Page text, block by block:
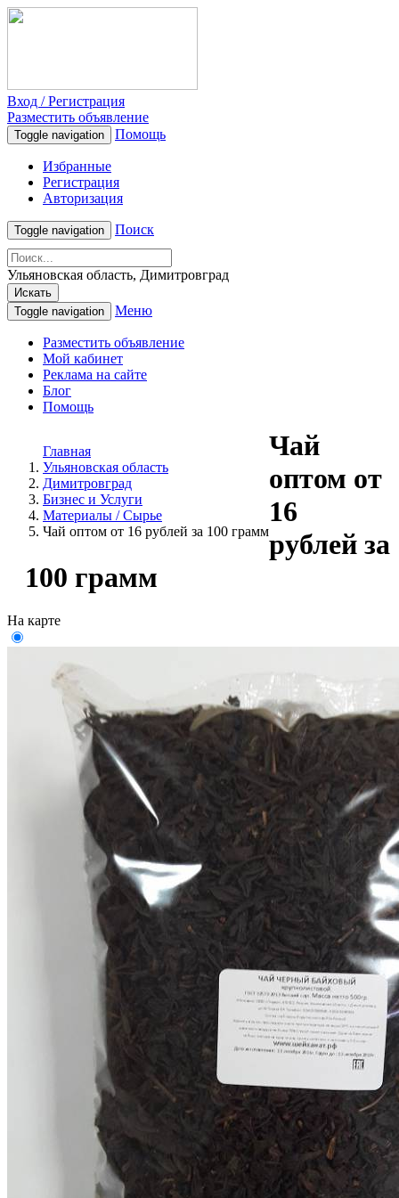
Вход / Регистрация
Разместить объявление
Toggle navigation Помощь
Избранные
Регистрация
Авторизация
Toggle navigation Поиск
Ульяновская область, Димитровград
Искать
Toggle navigation
Меню
Разместить объявление
Мой кабинет
Реклама на сайте
Блог
Помощь
Главная
Ульяновская область
Димитровград
Бизнес и Услуги
Материалы / Сырье
Чай оптом от 16 рублей за 100 грамм
Чай
оптом от
16
рублей за
100 грамм
На карте